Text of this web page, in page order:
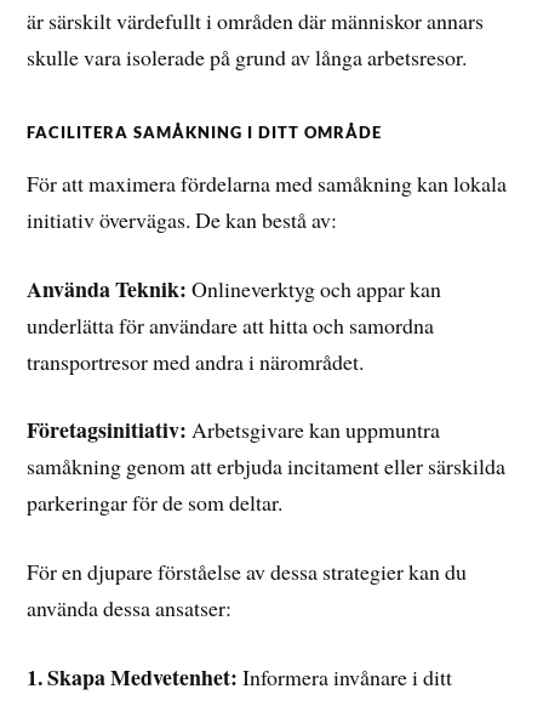
är särskilt värdefullt i områden där människor annars
skulle vara isolerade på grund av långa arbetsresor.
FACILITERA SAMÅKNING I DITT OMRÅDE
För att maximera fördelarna med samåkning kan lokala
initiativ övervägas. De kan bestå av:
Använda Teknik: Onlineverktyg och appar kan
underlätta för användare att hitta och samordna
transportresor med andra i närområdet.
Företagsinitiativ: Arbetsgivare kan uppmuntra
samåkning genom att erbjuda incitament eller särskilda
parkeringar för de som deltar.
För en djupare förståelse av dessa strategier kan du
använda dessa ansatser:
1. Skapa Medvetenhet: Informera invånare i ditt